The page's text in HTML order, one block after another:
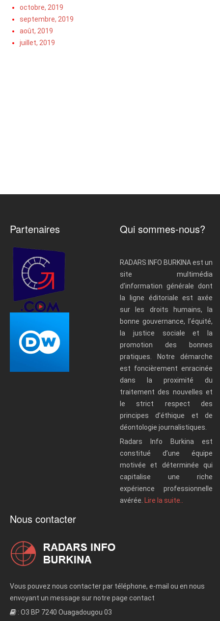
octobre, 2019
septembre, 2019
août, 2019
juillet, 2019
Partenaires Qui sommes-nous?
RADARS INFO BURKINA est un
site multimédia
d’information générale dont
la ligne éditoriale est axée
sur les droits humains, la
bonne gouvernance, l’équité,
la justice sociale et la
promotion des bonnes
pratiques. Notre démarche
est foncièrement enracinée
dans la proximité du
traitement des nouvelles et
le strict respect des
principes d’éthique et de
déontologie journalistiques.
Radars Info Burkina est
constitué d’une équipe
motivée et déterminée qui
capitalise une riche
expérience professionnelle
avérée. Lire la suite..
Nous contacter
Vous pouvez nous contacter par téléphone, e-mail ou en nous
envoyant un message sur notre page contact
: O3 BP 7240 Ouagadougou 03